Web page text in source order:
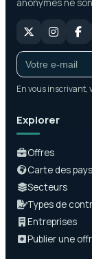
anonymes ne
En vous inscrivant,
Explorer
Offres
Carte des pays
Secteurs
Types de
Entreprises
Publier une